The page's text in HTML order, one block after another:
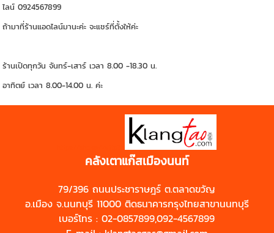
ไลน์ 0924567899
ถ้ามาที่ร้านแอดไลน์มานะค่ะ จะแชร์ที่ตั้งให้ค่ะ
ร้านเปิดทุกวัน จันทร์-เสาร์ เวลา 8.00 -18.30 น.
อาทิตย์ เวลา 8.00-14.00 น. ค่ะ
คลังเตาแก๊สเมืองนนท์
79/396 ถนนประชาราษฎร์ ต.ตลาดขวัญ
อ.เมือง จ.นนทบุรี 11000 ติดธนาคารกรุงไทยสาขานนทบุรี
เบอร์โทร : 02-0857899,092-4567899